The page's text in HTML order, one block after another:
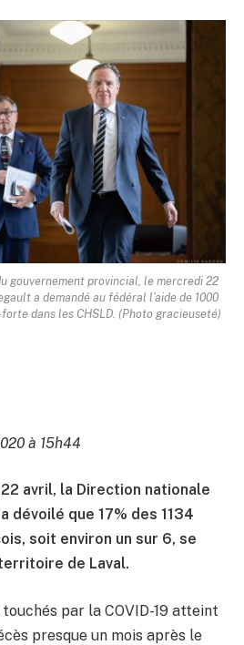
gouvernement provincial, le mercredi 22
a demandé au fédéral l’aide de 1000
dans les CHSLD. (Photo gracieuseté)
à 15h44
avril, la Direction nationale
dévoilé que 17% des 1134
soit environ un sur 6, se
de Laval.
par la COVID-19 atteint
presque un mois après le